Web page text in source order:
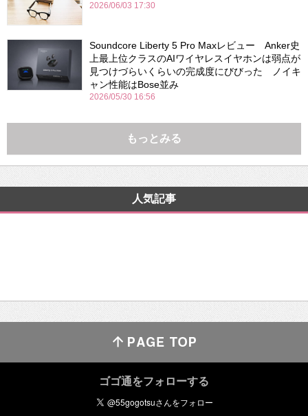
2026/06/03 17:30
Soundcore Liberty 5 Pro Maxレビュー Anker史
上最上位クラスのAIワイヤレスイヤホンは弱点が
見つけづらいくらいの完成度にびびった ノイキ
ャン性能はBose並み
2026/05/30 16:56
もっとみる
人気記事
ゴゴ通をフォローする